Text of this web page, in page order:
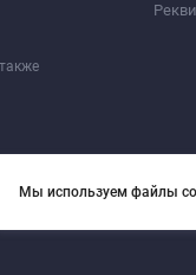
Мы используем файлы